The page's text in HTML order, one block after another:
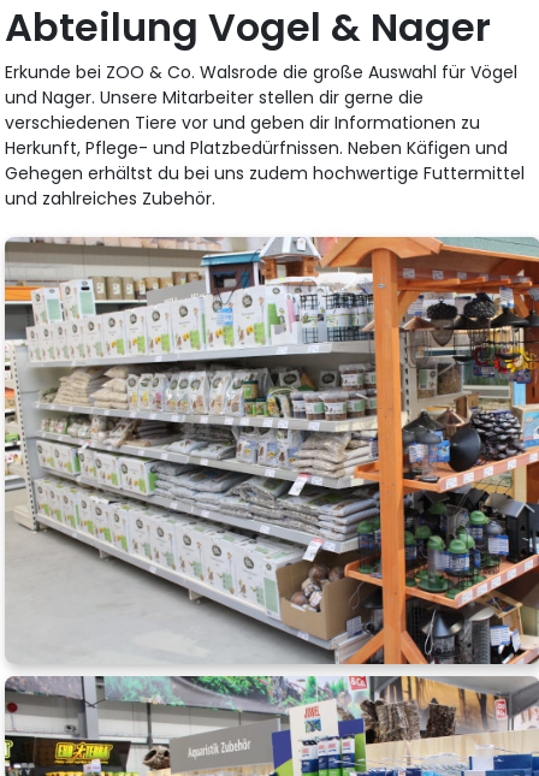
Abteilung Vogel & Nager
Erkunde bei ZOO & Co. Walsrode die große Auswahl für Vögel
und Nager. Unsere Mitarbeiter stellen dir gerne die
verschiedenen Tiere vor und geben dir Informationen zu
Herkunft, Pflege- und Platzbedürfnissen. Neben Käfigen und
Gehegen erhältst du bei uns zudem hochwertige Futtermittel
und zahlreiches Zubehör.